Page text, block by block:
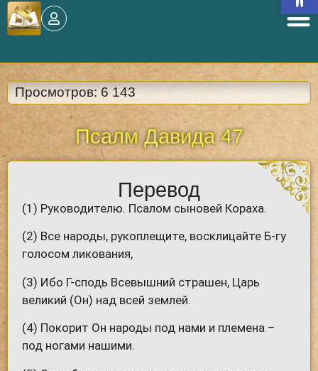
Просмотров: 6 143
Псалм Давида 47
Перевод
(1) Руководителю. Псалом сыновей Кораха.
(2) Все народы, рукоплещите, восклицайте Б-гу
голосом ликования,
(3) Ибо Г-сподь Всевышний страшен, Царь
великий (Он) над всей землей.
(4) Покорит Он народы под нами и племена –
под ногами нашими.